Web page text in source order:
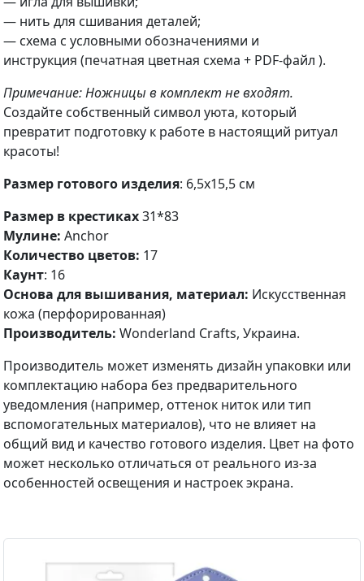
— нить для сшивания деталей;
— схема с условными обозначениями и
инструкция (печатная цветная схема + PDF-файл ).
Примечание: Ножницы в комплект не входят.
Создайте собственный символ уюта, который
превратит подготовку к работе в настоящий ритуал
красоты!
Размер готового изделия: 6,5х15,5 см
Размер в крестиках31*83
Мулине: Anchor
Количество цветов: 17
Каунт: 16
Основа для вышивания, материал: Искусственная
кожа (перфорированная)
Производитель: Wonderland Crafts, Украина.
Производитель может изменять дизайн упаковки или
комплектацию набора без предварительного
уведомления (например, оттенок ниток или тип
вспомогательных материалов), что не влияет на
общий вид и качество готового изделия. Цвет на фото
может несколько отличаться от реального из-за
особенностей освещения и настроек экрана.